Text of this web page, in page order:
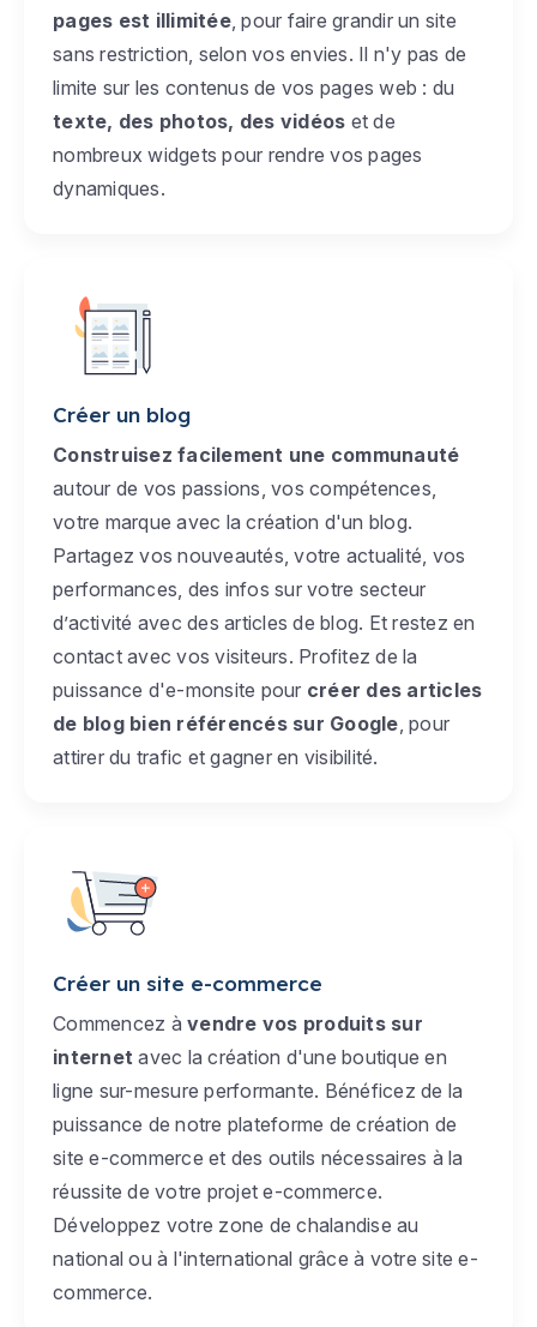
pages est illimitée, pour faire grandir un site
sans restriction, selon vos envies. Il n'y pas de
limite sur les contenus de vos pages web : du
texte, des photos, des vidéos et de
nombreux widgets pour rendre vos pages
dynamiques.
Créer un blog
Construisez facilement une communauté
autour de vos passions, vos compétences,
votre marque avec la création d'un blog.
Partagez vos nouveautés, votre actualité, vos
performances, des infos sur votre secteur
d’activité avec des articles de blog. Et restez en
contact avec vos visiteurs. Profitez de la
puissance d'e-monsite pour créer des articles
de blog bien référencés sur Google , pour
attirer du trafic et gagner en visibilité.
Créer un site e-commerce
Commencez à vendre vos produits sur
internet avec la création d'une boutique en
ligne sur-mesure performante. Bénéficez de la
puissance de notre plateforme de création de
site e-commerce et des outils nécessaires à la
réussite de votre projet e-commerce.
Développez votre zone de chalandise au
national ou à l'international grâce à votre site e-
commerce.